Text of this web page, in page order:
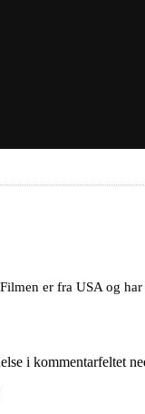
er fra USA og
i kommentarfeltet